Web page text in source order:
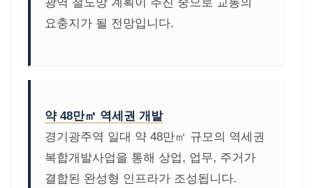
요충지가 될 전망입니다.
약 48만㎡ 역세권 개발
경기광주역 일대 약 48만㎡ 규모의 역세권
복합개발사업을 통해 상업, 업무, 주거가
결합된 완성형 인프라가 조성됩니다.